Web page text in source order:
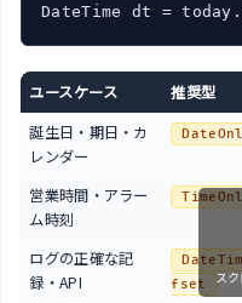
DateTime dt =
ユースケース 推奨型
誕生日・期日・カ
レンダー
営業時間・アラー
ム時刻
ログの正確な記
録・API
fset
ス